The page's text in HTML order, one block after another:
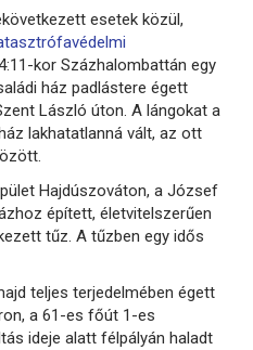
esetek közül,
kor Százhalombattán egy
ház padlástere égett
László úton. A lángokat a
lakhatatlanná vált, az ott
Hajdúszováton, a József
épített, életvitelszerűen
tűz. A tűzben egy idős
teljes terjedelmében égett
a 61-es főút 1-es
ideje alatt félpályán haladt